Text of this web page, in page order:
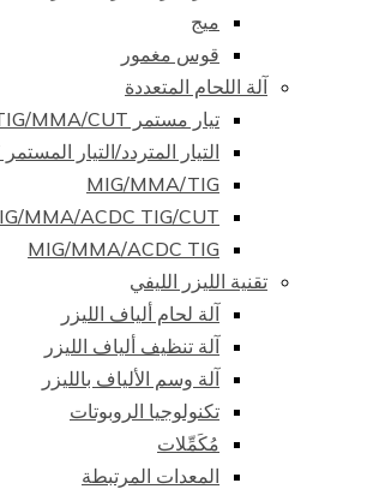
ميج
قوس مغمور
آلة اللحام المتعددة
تيار مستمر TIG/MMA/CUT
التيار المتردد/التيار المستمر TIG/MMA/CUT
MIG/MMA/TIG
MMA/ACDC TIG/CUT
MIG/MMA/ACDC TIG
تقنية الليزر الليفي
آلة لحام ألياف الليزر
آلة تنظيف ألياف الليزر
آلة وسم الألياف بالليزر
تكنولوجيا الروبوتات
مُكَمِّلات
المعدات المرتبطة